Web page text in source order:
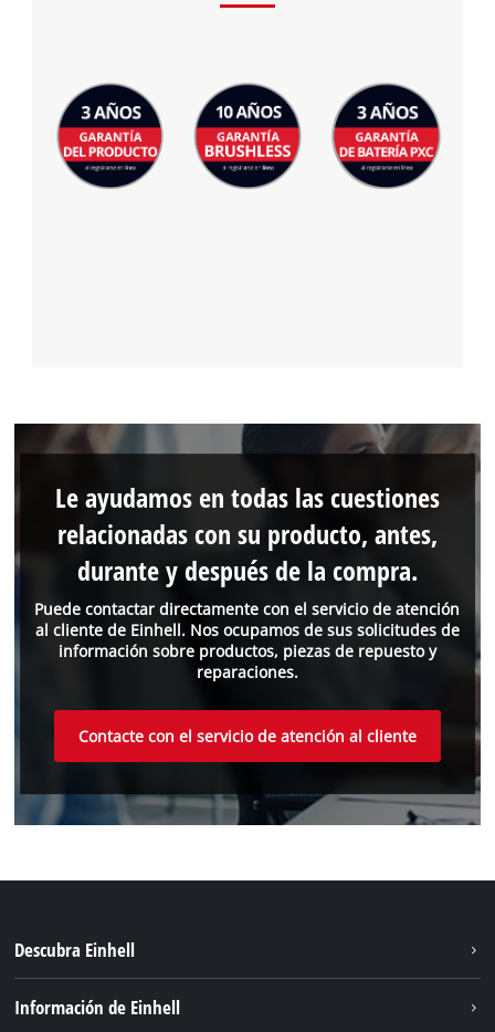
Puede contactar directamente con el servicio de atención
al cliente de Einhell. Nos ocupamos de sus solicitudes de
información sobre productos, piezas de repuesto y
reparaciones.
Le ayudamos en todas las cuestiones
relacionadas con su producto, antes,
durante y después de la compra.
Contacte con el servicio de atención al cliente
Descubra Einhell
Información de Einhell